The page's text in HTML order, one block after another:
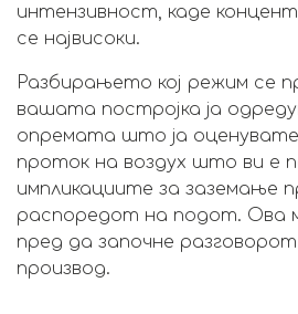
интензивност, каде
се највисоки.
Разбирањето кој режим се
вашата постројка ја
опремата што ја
проток на воздух што ви е
импликациите за заземање
распоредот на подот. Ова
пред да започне
производ.